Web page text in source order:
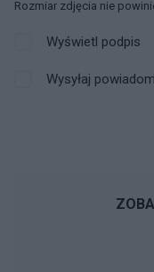
Rozmiar zdjęcia nie
Wyświetl podpis
Wysyłaj